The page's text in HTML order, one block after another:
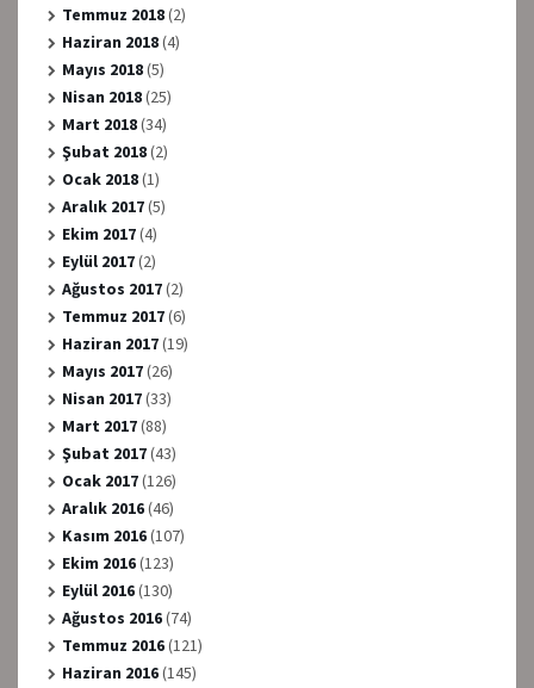
Temmuz 2018(2)
Haziran 2018(4)
Mayıs 2018(5)
Nisan 2018(25)
Mart 2018(34)
Şubat 2018(2)
Ocak 2018(1)
Aralık 2017(5)
Ekim 2017(4)
Eylül 2017(2)
Ağustos 2017(2)
Temmuz 2017(6)
Haziran 2017(19)
Mayıs 2017(26)
Nisan 2017(33)
Mart 2017(88)
Şubat 2017(43)
Ocak 2017(126)
Aralık 2016(46)
Kasım 2016(107)
Ekim 2016(123)
Eylül 2016(130)
Ağustos 2016(74)
Temmuz 2016(121)
Haziran 2016(145)